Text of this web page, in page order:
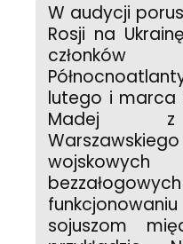
W audycji
Rosji na
lutego i marca
Madej z
sojuszom